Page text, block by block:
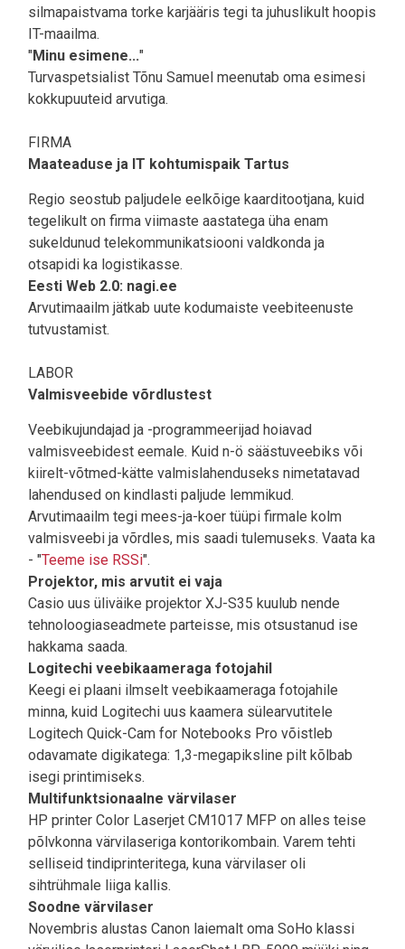
silmapaistvama torke karjääris tegi ta juhuslikult hoopis
IT-maailma.
"Minu esimene..."
Turvaspetsialist Tõnu Samuel meenutab oma esimesi
kokkupuuteid arvutiga.
FIRMA
Maateaduse ja IT kohtumispaik Tartus
Regio seostub paljudele eelkõige kaarditootjana, kuid
tegelikult on firma viimaste aastatega üha enam
sukeldunud telekommunikatsiooni valdkonda ja
otsapidi ka logistikasse.
Eesti Web 2.0: nagi.ee
Arvutimaailm jätkab uute kodumaiste veebiteenuste
tutvustamist.
LABOR
Valmisveebide võrdlustest
Veebikujundajad ja -programmeerijad hoiavad
valmisveebidest eemale. Kuid n-ö säästuveebiks või
kiirelt-võtmed-kätte valmislahenduseks nimetatavad
lahendused on kindlasti paljude lemmikud.
Arvutimaailm tegi mees-ja-koer tüüpi firmale kolm
valmisveebi ja võrdles, mis saadi tulemuseks. Vaata ka
- "Teeme ise RSSi".
Projektor, mis arvutit ei vaja
Casio uus üliväike projektor XJ-S35 kuulub nende
tehnoloogiaseadmete parteisse, mis otsustanud ise
hakkama saada.
Logitechi veebikaameraga fotojahil
Keegi ei plaani ilmselt veebikaameraga fotojahile
minna, kuid Logitechi uus kaamera sülearvutitele
Logitech Quick-Cam for Notebooks Pro võistleb
odavamate digikatega: 1,3-megapiksline pilt kõlbab
isegi printimiseks.
Multifunktsionaalne värvilaser
HP printer Color Laserjet CM1017 MFP on alles teise
põlvkonna värvilaseriga kontorikombain. Varem tehti
selliseid tindiprinteritega, kuna värvilaser oli
sihtrühmale liiga kallis.
Soodne värvilaser
Novembris alustas Canon laiemalt oma SoHo klassi